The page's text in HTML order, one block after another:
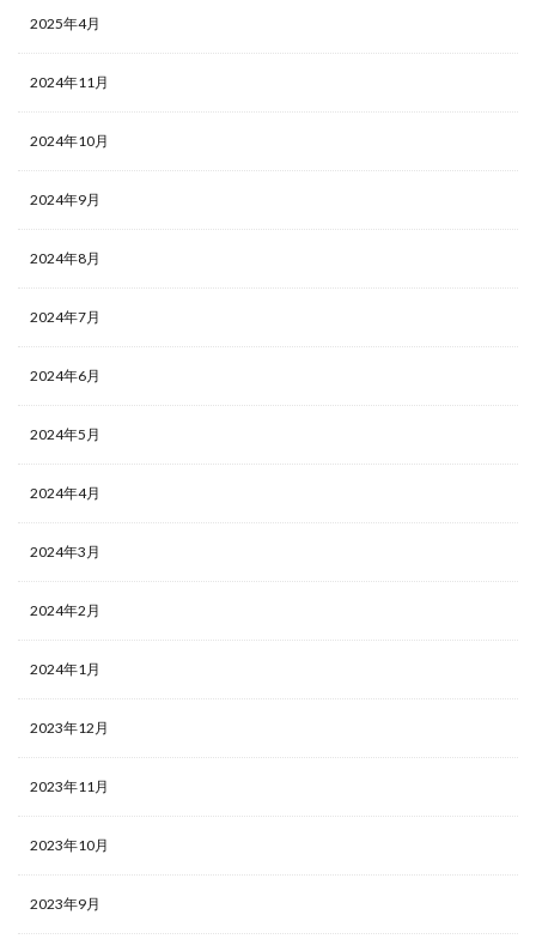
2025年4月
2024年11月
2024年10月
2024年9月
2024年8月
2024年7月
2024年6月
2024年5月
2024年4月
2024年3月
2024年2月
2024年1月
2023年12月
2023年11月
2023年10月
2023年9月